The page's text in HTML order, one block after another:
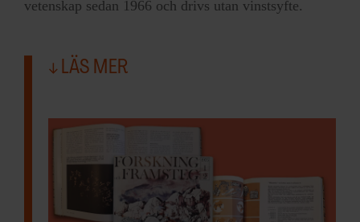
vetenskap sedan 1966 och drivs utan vinstsyfte.
LÄS MER